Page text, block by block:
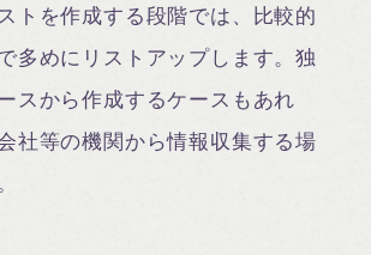
トを作成する段階では、比較的
多めにリストアップします。独
スから作成するケースもあれ
社等の機関から情報収集する場